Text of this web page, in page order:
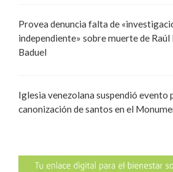
Provea denuncia falta de
independiente» sobre muerte de Raúl
Baduel
Iglesia venezolana suspendió evento
canonización de santos en el